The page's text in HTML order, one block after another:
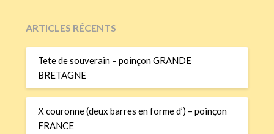
ARTICLES RÉCENTS
Tete de souverain – poinçon GRANDE
BRETAGNE
X couronne (deux barres en forme d’) – poinçon
FRANCE